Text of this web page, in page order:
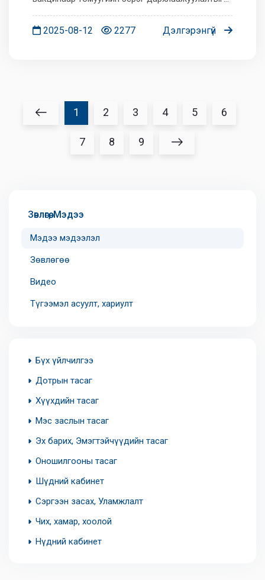
өдөр бүр хийж байна. GCFLU 4 цэнт вакцин нь:
2025-08-12 2277 Дэлгэрэнгүй
1 2 3 4 5 6
7 8 9
Зөвлөгөө, Мэдээ
Мэдээ мэдээлэл
Зөвлөгөө
Видео
Түгээмэл асуулт, хариулт
Бүх үйлчилгээ
Дотрын тасаг
Хүүхдийн тасаг
Мэс заслын тасаг
Эх барих, Эмэгтэйчүүдийн тасаг
Оношилгооны тасаг
Шүдний кабинет
Сэргээн засах, Уламжлалт
Чих, хамар, хоолой
Нүдний кабинет